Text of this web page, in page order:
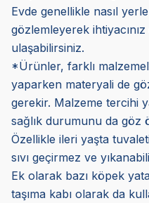
Evde genellikle nasıl
gözlemleyerek
ulaşabilirsiniz.
*Ürünler, farklı
yaparken materyali de
gerekir. Malzeme tercihi
sağlık durumunu da göz
Özellikle ileri yaşta
sıvı geçirmez ve
Ek olarak bazı köpek
taşıma kabı olarak da